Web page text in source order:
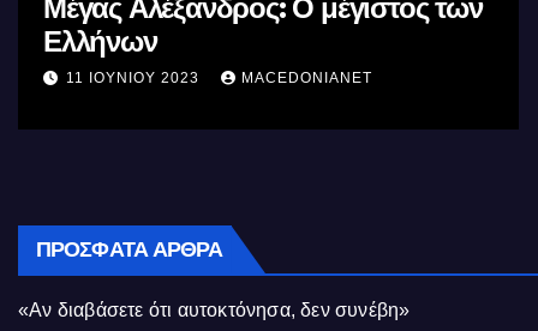
Μέγας Αλέξανδρος: Ο μέγιστος των
Ελλήνων
11 ΙΟΥΝΊΟΥ 2023 MACEDONIANET
ΠΡΌΣΦΑΤΑ ΆΡΘΡΑ
«Αν διαβάσετε ότι αυτοκτόνησα, δεν συνέβη»